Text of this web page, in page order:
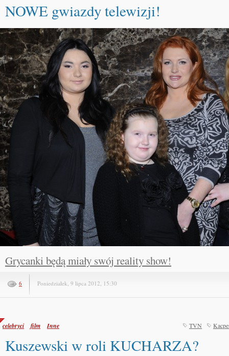
NOWE gwiazdy telewizji!
Grycanki będą miały swój reality show!
6 Poniedziałek, 9 lipca 2012, 15:30
celebryci film Inne TVN
Kuszewski w roli KUCHARZA?